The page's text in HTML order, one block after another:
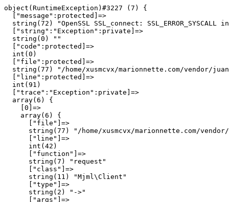
object(RuntimeException)#3227 (7) {
  ["message":protected]=>
string(72) "OpenSSL SSL_connect: SSL_ERROR_SYSCALL
  ["string":"Exception":private]=>
  string(0) ""
  ["code":protected]=>
  int(0)
  ["file":protected]=>
string(77) "/home/xusmcvx/marionnette.com/vendor/
  ["line":protected]=>
  int(91)
  ["trace":"Exception":private]=>
  array(6) {
    [0]=>
    array(6) {
      ["file"]=>
string(77) "/home/xusmcvx/marionnette.com/
      ["line"]=>
      int(42)
      ["function"]=>
      string(7) "request"
      ["class"]=>
      string(11) "Mjml\Client"
      ["type"]=>
      string(2) "->"
      ["args"]=>